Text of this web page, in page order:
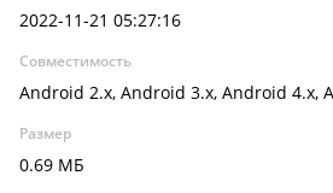
2022-11-21 05:27:16
Совместимость
Android 2.x, Android 3.x, Android 4.x,
Размер
0.69 МБ